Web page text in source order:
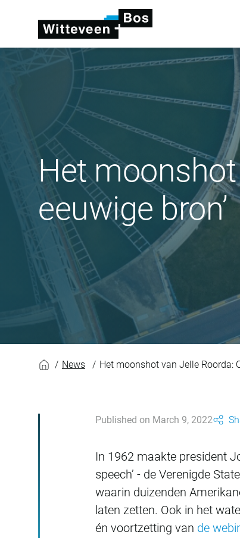
Het moonshot
eeuwige bron’
Het moonshot
News Het moonshot van Jelle Roorda:
Published on March 9, 2022
In 1962 maakte president
speech’ - de Verenigde
waarin duizenden
laten zetten. Ook in het
én voortzetting van de